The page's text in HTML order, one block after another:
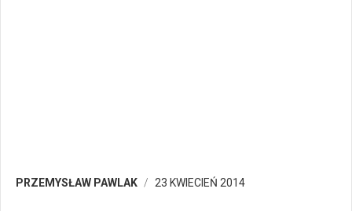
PRZEMYSŁAW PAWLAK 23 KWIECIEŃ 2014